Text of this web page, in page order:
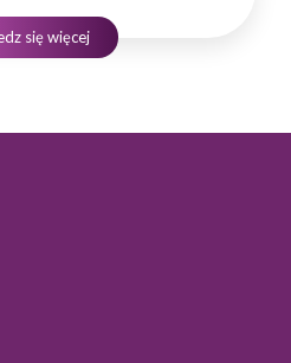
środowisku biznesowym,
się wymagania
się więcej